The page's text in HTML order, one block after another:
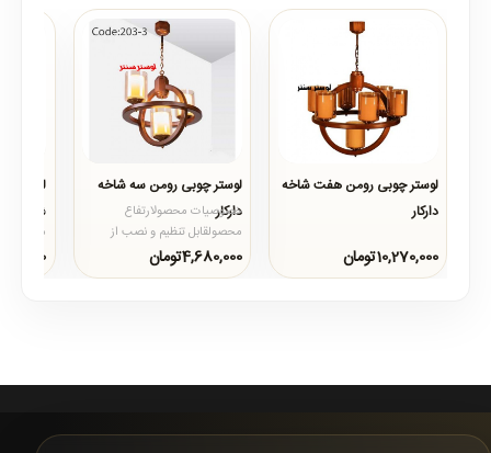
لوستر چوبی رومن هفت شاخه
دارکار
..
10,270,000تومان
لوستر چوبی رومن سه شاخه
دارکار
خصوصیات محصولارتفاع
محصولقابل تنظیم و نصب از
ارتفاع 50 الی 70 سانتی مترقطر
محصول55 سانتجنس
4,680,000تومان
شاخه